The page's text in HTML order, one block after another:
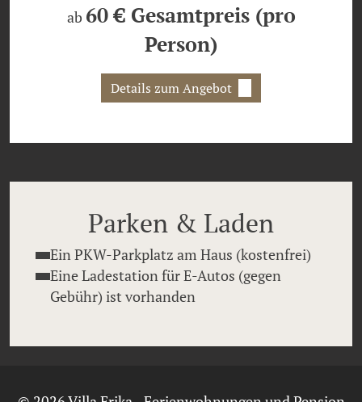
ab 60 € Gesamtpreis (pro
Person)
Details zum Angebot
Parken & Laden
Ein PKW-Parkplatz am Haus (kostenfrei)
Eine Ladestation für E-Autos (gegen
Gebühr) ist vorhanden